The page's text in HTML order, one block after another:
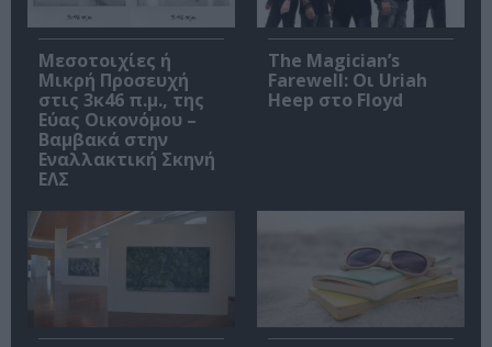
Μεσοτοιχίες ή
Μικρή Προσευχή
στις 3κ46 π.μ., της
Εύας Οικονόμου –
Βαμβακά στην
Εναλλακτική Σκηνή
ΕΛΣ
The Magician’s
Farewell: Οι Uriah
Heep στο Floyd